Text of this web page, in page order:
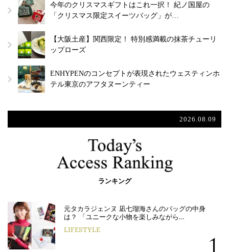
今年のクリスマスギフトはこれ一択！ 紀ノ国屋の
「クリスマス限定スイーツバッグ」が…
【大阪土産】関西限定！ 特別感満載の抹茶チューリ
ップローズ
ENHYPENのコンセプトが表現されたウェスティンホ
テル東京のアフタヌーンティー
2026.08.09
ランキング
元タカラジェンヌ 凪七瑠海さんのバッグの中身
は？ 「ユニークな小物を楽しみながら…
LIFESTYLE